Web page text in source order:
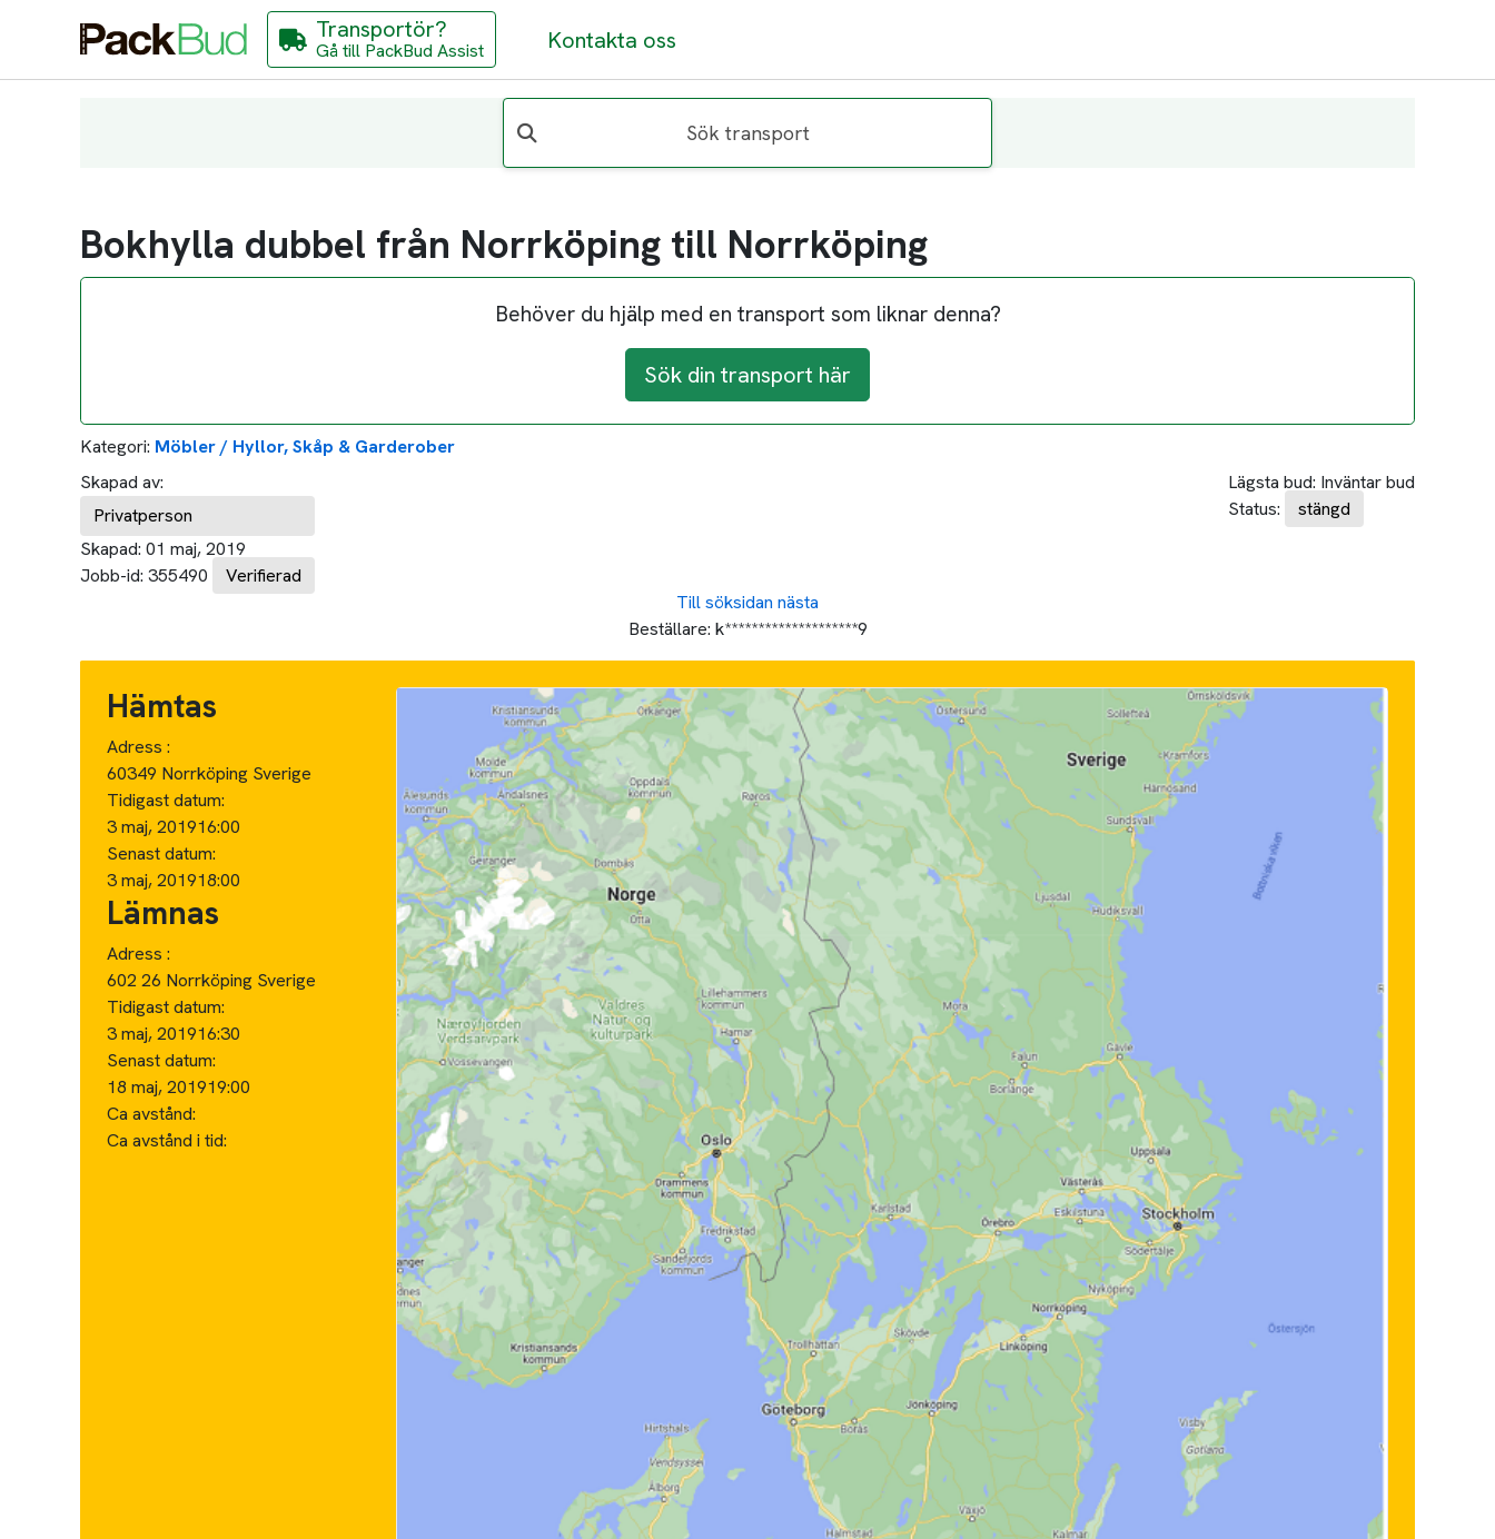
Transportör?
Gå till PackBud Assist Kontakta oss
Sök transport
Bokhylla dubbel från Norrköping till Norrköping
Behöver du hjälp med en transport som liknar denna?
Sök din transport här
Kategori: Möbler / Hyllor, Skåp & Garderober
Skapad av:
Privatperson
Skapad: 01 maj, 2019
Jobb-id: 355490 Verifierad
Lägsta bud: Inväntar bud
Status:
stängd
Till söksidan nästa
Beställare: k********************9
Hämtas
Adress :
60349 Norrköping Sverige
Tidigast datum:
3 maj, 201916:00
Senast datum:
3 maj, 201918:00
Lämnas
Adress :
602 26 Norrköping Sverige
Tidigast datum:
3 maj, 201916:30
Senast datum:
18 maj, 201919:00
Ca avstånd:
Ca avstånd i tid: